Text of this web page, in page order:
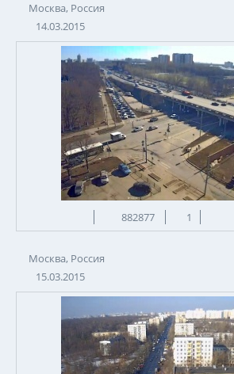
Москва, Россия
14.03.2015
882877 1
Москва, Россия
15.03.2015